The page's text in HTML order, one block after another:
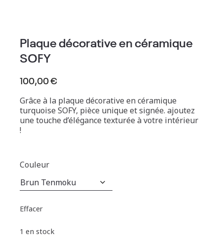
Plaque décorative en céramique
SOFY
100,00€
Grâce à la plaque décorative en céramique
turquoise SOFY, pièce unique et signée. ajoutez
une touche d’élégance texturée à votre intérieur
!
Couleur
Effacer
1 en stock